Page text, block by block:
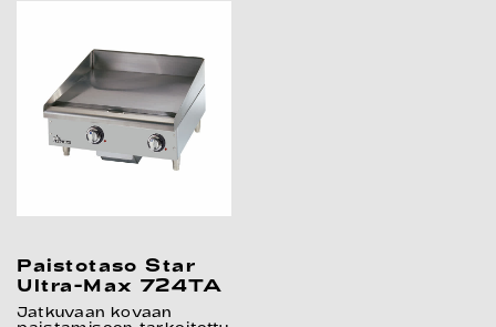
Paistotaso Star
Ultra-Max 724TA
Jatkuvaan kovaan